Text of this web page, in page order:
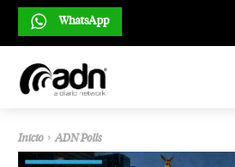
WhatsApp
Inicio ADN Polls